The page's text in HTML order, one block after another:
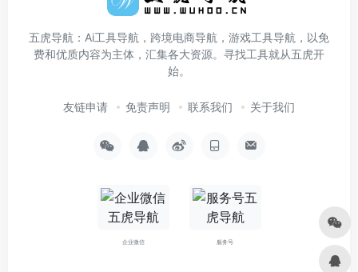
五虎导航：Ai工具导航，跨境电商导航，游戏工具导航，以免
费和优质内容为主体，汇集各大资源。寻找工具就从五虎开
始。
友链申请 免责声明 联系我们 关于我们
企业微信 服务号